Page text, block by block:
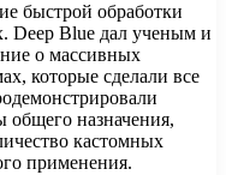
быстрой обработки
Deep Blue дал ученым и
о массивных
которые сделали все
назначения,
кастомных
применения.